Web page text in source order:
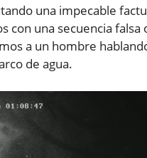
una impecable
con una secuencia falsa
a un hombre
de agua.